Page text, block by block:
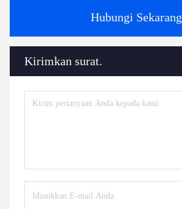
Hubungi Sekarang
Kirimkan surat.